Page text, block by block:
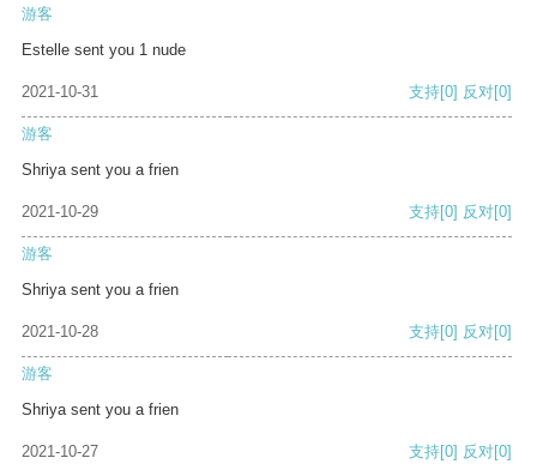
游客
Estelle sent you 1 nude
2021-10-31 支持[0] 反对[0]
游客
Shriya sent you a frien
2021-10-29 支持[0] 反对[0]
游客
Shriya sent you a frien
2021-10-28 支持[0] 反对[0]
游客
Shriya sent you a frien
2021-10-27 支持[0] 反对[0]